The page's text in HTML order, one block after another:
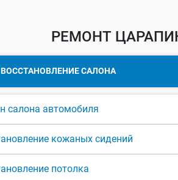
РЕМОНТ
САЛОНА
салона автомобиля
кожаных сидений
потолка